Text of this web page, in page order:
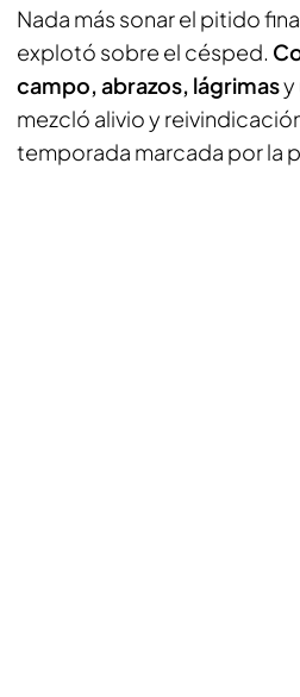
Nada más sonar el pitido
explotó sobre el césped.
campo, abrazos, lágrimasy
mezcló alivio y
temporada marcada por la